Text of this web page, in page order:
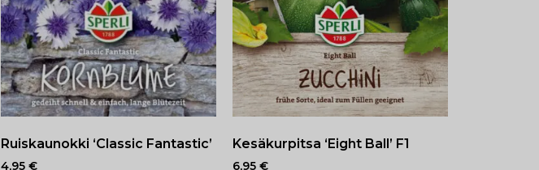
Ruiskaunokki ‘Classic Fantastic’
4,95 €
Kesäkurpitsa ‘Eight Ball’ F1
6,95 €